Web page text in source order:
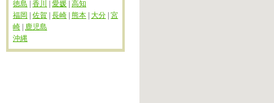
徳島
香川 愛媛 高知
福岡
佐賀 長崎 熊本 大分 宮
崎
鹿児島
沖縄